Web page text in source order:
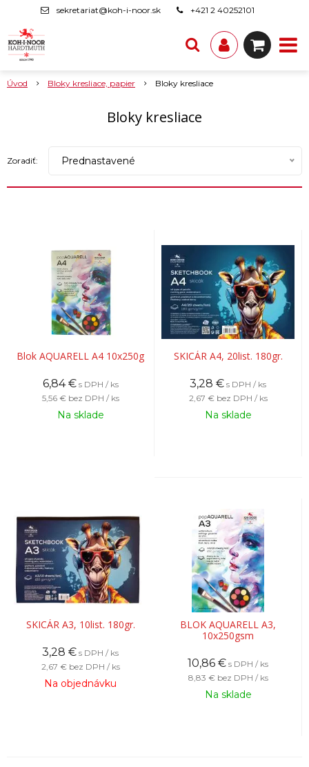
sekretariat@koh-i-noor.sk +421 2 40252101
Úvod Bloky kresliace, papier Bloky kresliace
Bloky kresliace
Zoradiť: Prednastavené
Blok AQUARELL A4 10x250g
6,84 € s DPH / ks
5,56 € bez DPH / ks
Na sklade
SKICÁR A4, 20list. 180gr.
3,28 € s DPH / ks
2,67 € bez DPH / ks
Na sklade
SKICÁR A3, 10list. 180gr.
3,28 € s DPH / ks
2,67 € bez DPH / ks
Na objednávku
BLOK AQUARELL A3,
10x250gsm
10,86 € s DPH / ks
8,83 € bez DPH / ks
Na sklade